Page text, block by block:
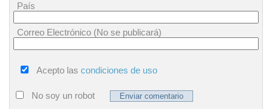
País
Correo Electrónico (No se publicará)
Acepto las condiciones de uso
No soy un robot